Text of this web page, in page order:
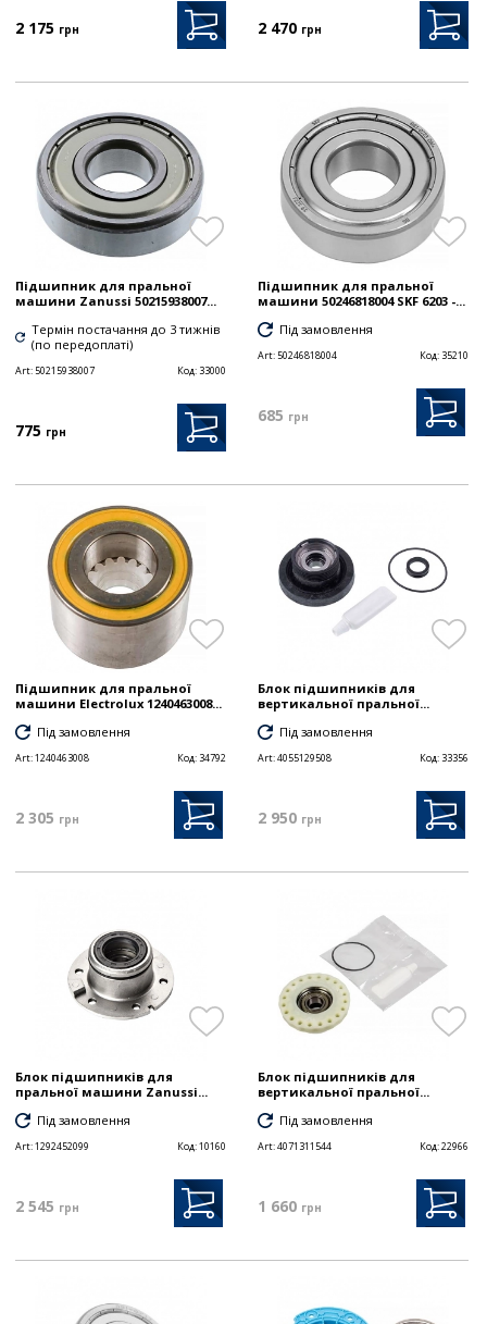
2 175 грн 2 470 грн
Підшипник для пральної
машини Zanussi 50215938007...
Термін постачання до 3 тижнів
(по передоплаті)
Art:50215938007 Код: 33000
775 грн
Підшипник для пральної
машини 50246818004 SKF 6203 -...
Під замовлення
Art:50246818004 Код: 35210
685 грн
Підшипник для пральної
машини Electrolux 1240463008...
Під замовлення
Art:1240463008 Код: 34792
2 305 грн
Блок підшипників для
вертикальної пральної...
Під замовлення
Art:4055129508 Код: 33356
2 950 грн
Блок підшипників для
пральної машини Zanussi...
Під замовлення
Art:1292452099 Код:10160
2 545 грн
Блок підшипників для
вертикальної пральної...
Під замовлення
Art:4071311544 Код:22966
1 660 грн